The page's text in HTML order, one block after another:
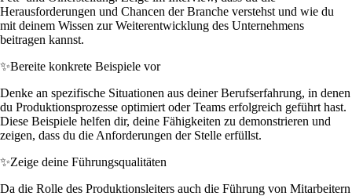
Herausforderungen und Chancen der Branche verstehst und wie du
mit deinem Wissen zur Weiterentwicklung des Unternehmens
beitragen kannst.
✨Bereite konkrete Beispiele vor
Denke an spezifische Situationen aus deiner Berufserfahrung, in denen
du Produktionsprozesse optimiert oder Teams erfolgreich geführt hast.
Diese Beispiele helfen dir, deine Fähigkeiten zu demonstrieren und
zeigen, dass du die Anforderungen der Stelle erfüllst.
✨Zeige deine Führungsqualitäten
Da die Rolle des Produktionsleiters auch die Führung von Mitarbeitern